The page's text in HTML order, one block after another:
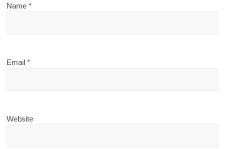
Name*
Email*
Website